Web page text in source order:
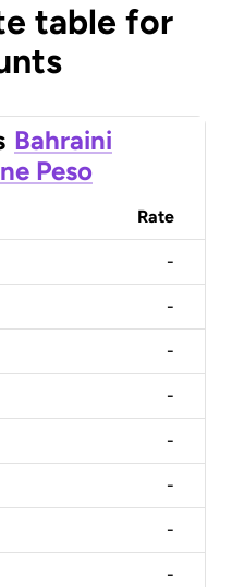
table for
Bahraini
Peso
Rate
-
-
-
-
-
-
-
-